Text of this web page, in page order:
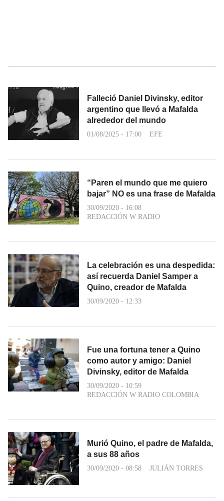
Falleció Daniel Divinsky, editor
argentino que llevó a Mafalda
alrededor del mundo
01/08/2025 - 17:00 EFE
“Paren el mundo que me quiero
bajar” NO es una frase de Mafalda
30/09/2020 - 16:08
REDACCIÓN W RADIO
La celebración es una despedida:
así recuerda Daniel Samper a
Quino, creador de Mafalda
30/09/2020 - 12:33
Fue una fortuna tener a Quino
como autor y amigo: Daniel
Divinsky, editor de Mafalda
30/09/2020 - 10:59
REDACCIÓN W RADIO COLOMBIA
Murió Quino, el padre de Mafalda,
a sus 88 años
30/09/2020 - 08:58 JULIÁN TORRES